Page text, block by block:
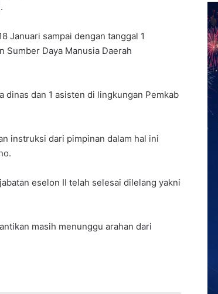
Januari sampai dengan tanggal 1
Sumber Daya Manusia Daerah
dinas dan 1 asisten di lingkungan Pemkab
instruksi dari pimpinan dalam hal ini
eselon II telah selesai dilelang yakni
masih menunggu arahan dari